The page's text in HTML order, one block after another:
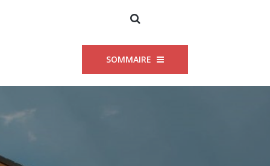
SOMMAIRE